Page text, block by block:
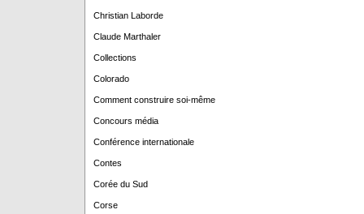
Christian Laborde
Claude Marthaler
Collections
Colorado
Comment construire soi-même
Concours média
Conférence internationale
Contes
Corée du Sud
Corse